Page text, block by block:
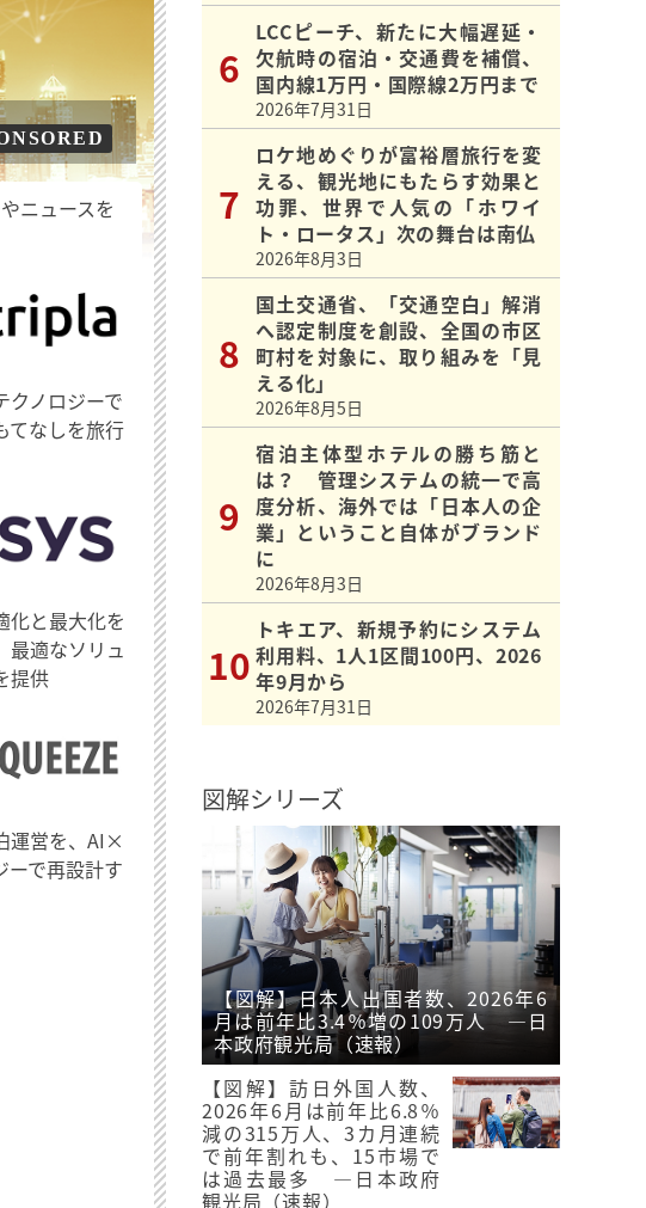
ニュースを
クノロジーで
てなしを旅行
化と最大化を
最適なソリュ
提供
運営を、AI×
ーで再設計す
LCCピーチ、新たに大幅遅延・
欠航時の宿泊・交通費を補償、
国内線1万円・国際線2万円まで
2026年7月31日
ロケ地めぐりが富裕層旅行を変
える、観光地にもたらす効果と
功罪、世界で人気の「ホワイ
ト・ロータス」次の舞台は南仏
2026年8月3日
国土交通省、「交通空白」解消
へ認定制度を創設、全国の市区
町村を対象に、取り組みを「見
える化」
2026年8月5日
宿泊主体型ホテルの勝ち筋と
は？ 管理システムの統一で高
度分析、海外では「日本人の企
業」ということ自体がブランド
に
2026年8月3日
トキエア、新規予約にシステム
利用料、1人1区間100円、2026
年9月から
2026年7月31日
図解シリーズ
【図解】日本人出国者数、2026年6
月は前年比3.4％増の109万人 ―日
本政府観光局（速報）
【図解】訪日外国人数、
2026年6月は前年比6.8％
減の315万人、3カ月連続
で前年割れも、15市場で
は過去最多 ―日本政府
観光局（速報）